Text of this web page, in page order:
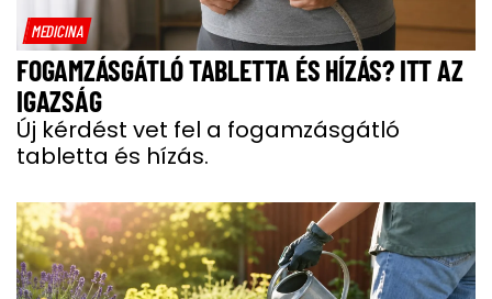
MEDICINA
FOGAMZÁSGÁTLÓ TABLETTA ÉS HÍZÁS? ITT AZ
IGAZSÁG
Új kérdést vet fel a fogamzásgátló
tabletta és hízás.